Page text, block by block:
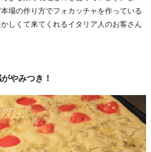
場の作り方でフォカッチャを作っている
しくて来てくれるイタリア人のお客さん
やみつき！